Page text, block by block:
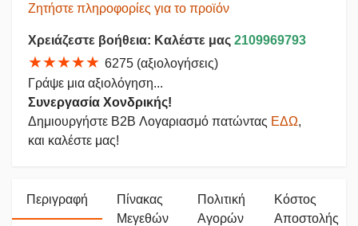
Ζητήστε πληροφορίες για το προϊόν
Χρειάζεστε βοήθεια: Καλέστε μας 2109969793
★★★★★ 6275 (αξιολογήσεις)
Γράψε μια αξιολόγηση...
Συνεργασία Χονδρικής!
Δημιουργήστε B2B Λογαριασμό πατώντας ΕΔΩ,
και καλέστε μας!
Περιγραφή
Πίνακας
Μεγεθών
Πολιτική
Αγορών
Κόστος
Αποστολής